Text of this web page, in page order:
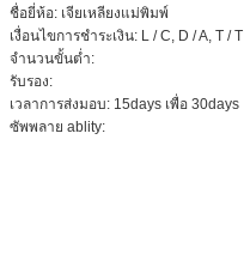
ชื่อยี่ห้อ: เจียเหลียงแม่พิมพ์
เงื่อนไขการชำระเงิน: L / C, D / A, T / T
จำนวนขั้นต่ำ:
รับรอง:
เวลาการส่งมอบ: 15days เพื่อ 30days
ซัพพลาย ablity: